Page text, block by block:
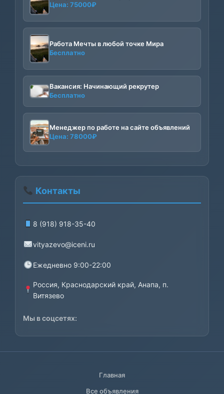
Цена: 75000₽
Работа Мечты в любой точке Мира
Бесплатно
Вакансия: Начинающий рекрутер
Бесплатно
Менеджер по работе на сайте объявлений
Цена: 78000₽
Контакты
8 (918) 918-35-40
vityazevo@iceni.ru
Ежедневно 9:00-22:00
Россия, Краснодарский край, Анапа, п.
Витязево
Мы в соцсетях:
Главная
Все объявления